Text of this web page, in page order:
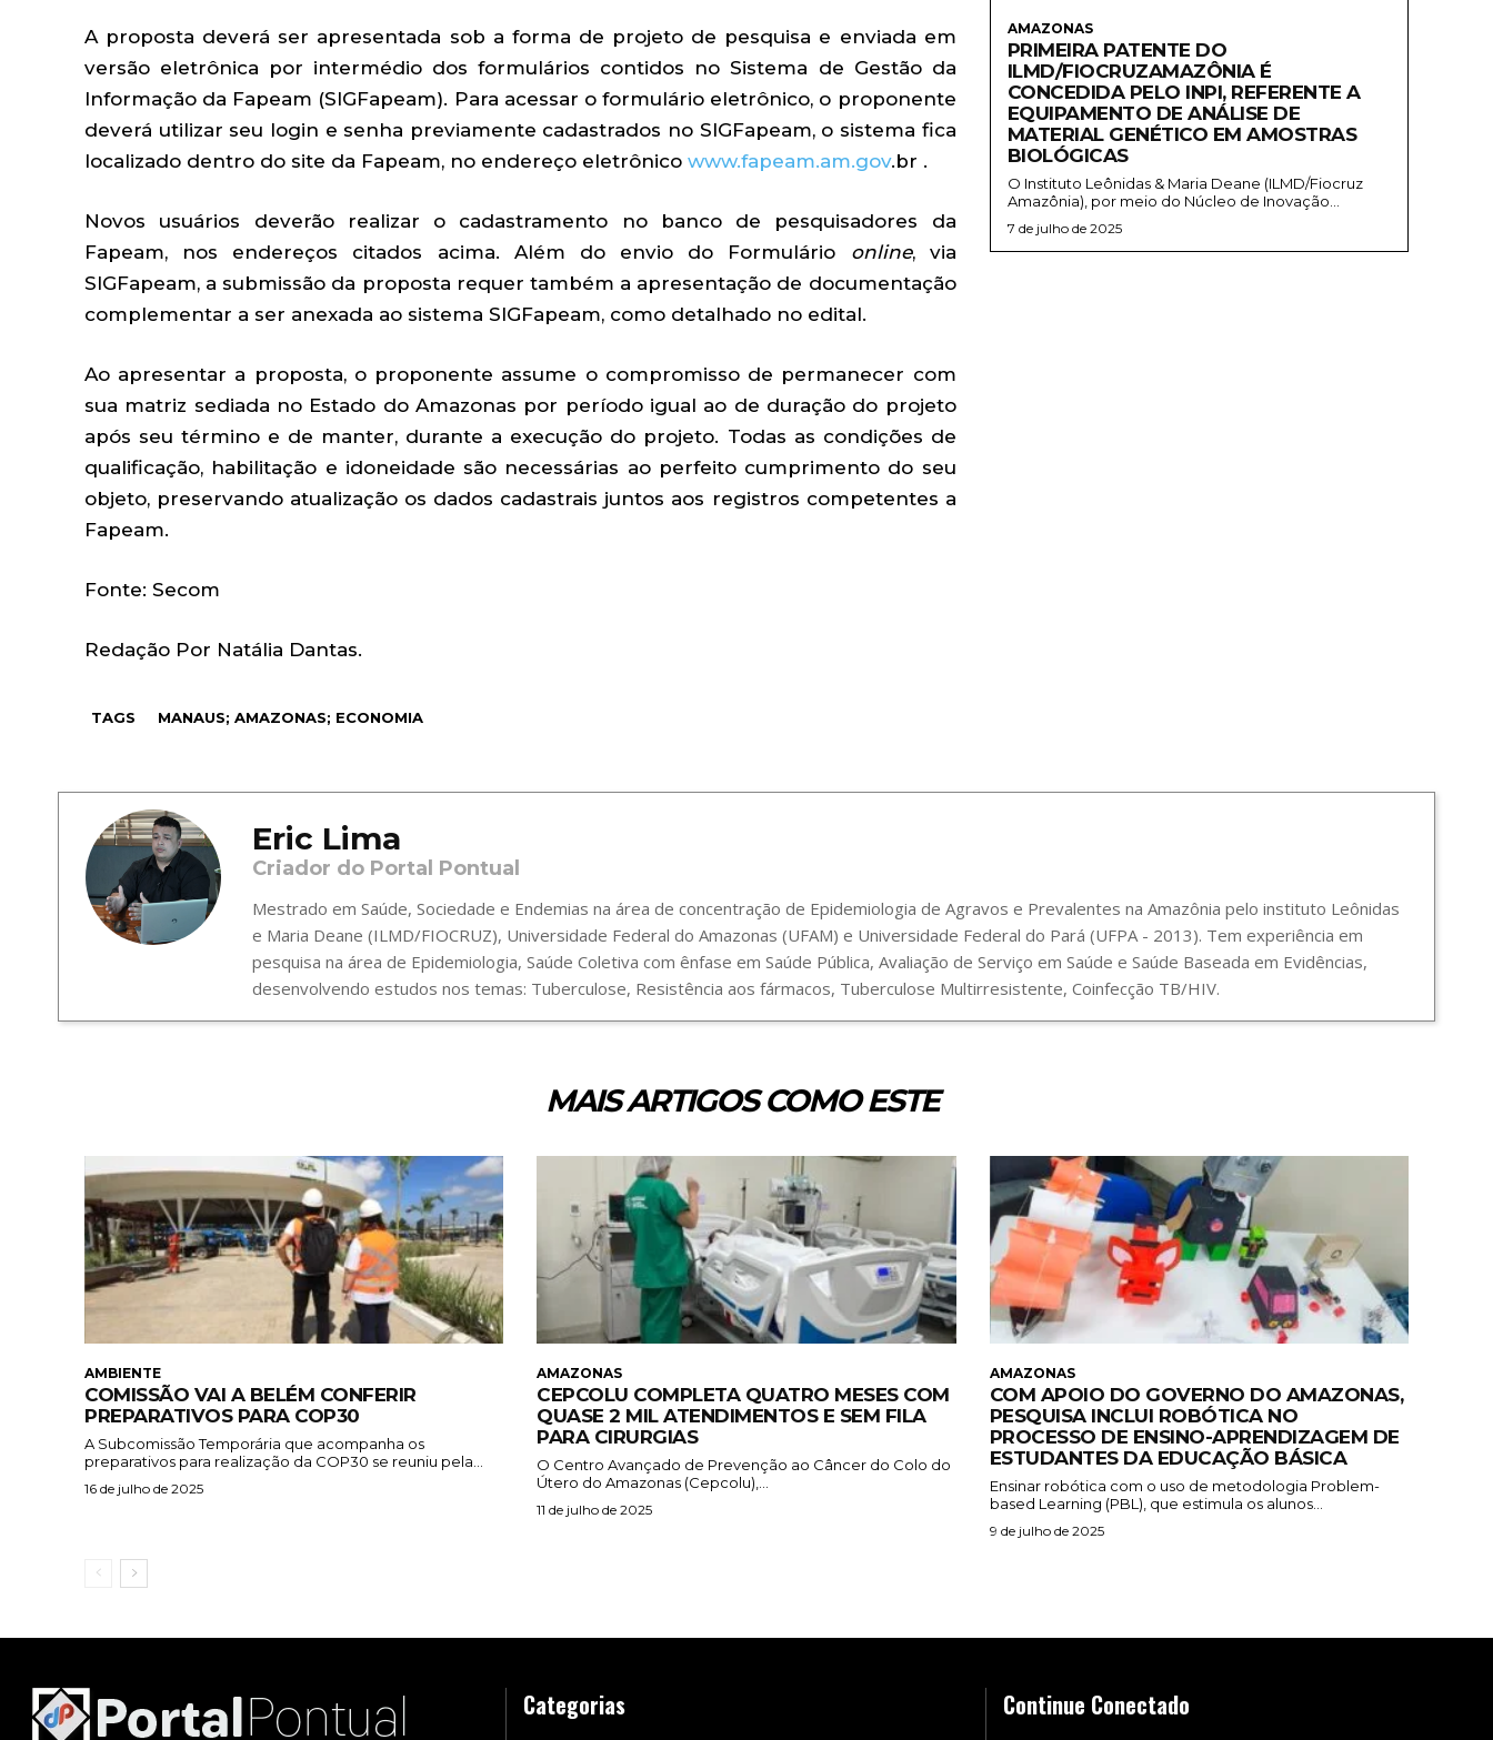
A proposta deverá ser apresentada sob a forma de projeto de pesquisa e enviada em
versão eletrônica por intermédio dos formulários contidos no Sistema de Gestão da
Informação da Fapeam (SIGFapeam). Para acessar o formulário eletrônico, o proponente
deverá utilizar seu login e senha previamente cadastrados no SIGFapeam, o sistema fica
localizado dentro do site da Fapeam, no endereço eletrônico www.fapeam.am.gov.br .
Novos usuários deverão realizar o cadastramento no banco de pesquisadores da
Fapeam, nos endereços citados acima. Além do envio do Formulário online, via
SIGFapeam, a submissão da proposta requer também a apresentação de documentação
complementar a ser anexada ao sistema SIGFapeam, como detalhado no edital.
Ao apresentar a proposta, o proponente assume o compromisso de permanecer com
sua matriz sediada no Estado do Amazonas por período igual ao de duração do projeto
após seu término e de manter, durante a execução do projeto. Todas as condições de
qualificação, habilitação e idoneidade são necessárias ao perfeito cumprimento do seu
objeto, preservando atualização os dados cadastrais juntos aos registros competentes a
Fapeam.
Fonte: Secom
Redação Por Natália Dantas.
TAGS MANAUS; AMAZONAS; ECONOMIA
AMAZONAS
PRIMEIRA PATENTE DO
ILMD/FIOCRUZAMAZÔNIA É
CONCEDIDA PELO INPI, REFERENTE A
EQUIPAMENTO DE ANÁLISE DE
MATERIAL GENÉTICO EM AMOSTRAS
BIOLÓGICAS
O Instituto Leônidas & Maria Deane (ILMD/Fiocruz
Amazônia), por meio do Núcleo de Inovação...
7 de julho de 2025
Eric Lima
Criador do Portal Pontual
Mestrado em Saúde, Sociedade e Endemias na área de concentração de Epidemiologia de Agravos e Prevalentes na Amazônia pelo instituto Leônidas
e Maria Deane (ILMD/FIOCRUZ), Universidade Federal do Amazonas (UFAM) e Universidade Federal do Pará (UFPA - 2013). Tem experiência em
pesquisa na área de Epidemiologia, Saúde Coletiva com ênfase em Saúde Pública, Avaliação de Serviço em Saúde e Saúde Baseada em Evidências,
desenvolvendo estudos nos temas: Tuberculose, Resistência aos fármacos, Tuberculose Multirresistente, Coinfecção TB/HIV.
MAIS ARTIGOS COMO ESTE
AMBIENTE
COMISSÃO VAI A BELÉM CONFERIR
PREPARATIVOS PARA COP30
A Subcomissão Temporária que acompanha os
preparativos para realização da COP30 se reuniu pela...
16 de julho de 2025
AMAZONAS
CEPCOLU COMPLETA QUATRO MESES COM
QUASE 2 MIL ATENDIMENTOS E SEM FILA
PARA CIRURGIAS
O Centro Avançado de Prevenção ao Câncer do Colo do
Útero do Amazonas (Cepcolu),...
11 de julho de 2025
AMAZONAS
COM APOIO DO GOVERNO DO AMAZONAS,
PESQUISA INCLUI ROBÓTICA NO
PROCESSO DE ENSINO-APRENDIZAGEM DE
ESTUDANTES DA EDUCAÇÃO BÁSICA
Ensinar robótica com o uso de metodologia Problem-
based Learning (PBL), que estimula os alunos...
9 de julho de 2025
Categorias Continue Conectado